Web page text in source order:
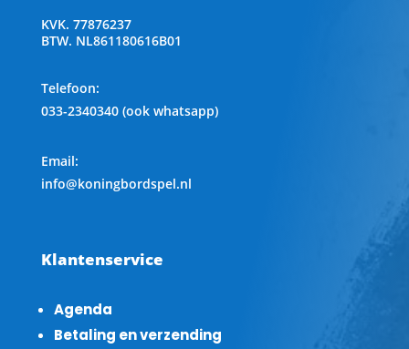
KVK. 77876237
BTW. NL861180616B01
Telefoon:
033-2340340 (ook whatsapp)
Email:
info@koningbordspel.nl
Klantenservice
Agenda
Betaling en verzending